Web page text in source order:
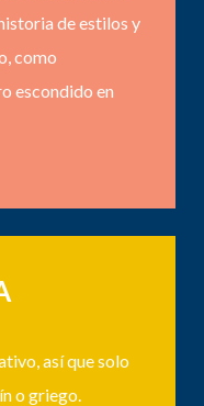
de estilos y
como
escondido en
así que solo
o griego.